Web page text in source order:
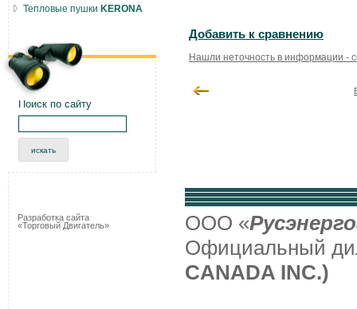
Добавить к сравнению
Нашли неточность в информации -
Тепловые пушки KERONA
Поиск по сайту
Разработка сайта
«Торговый Двигатель»
ООО «
Официальный
CANADA INC.)